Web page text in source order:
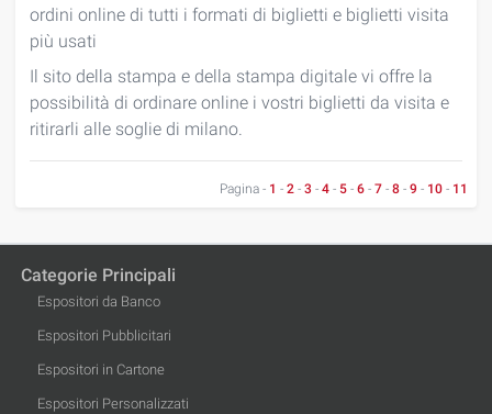
ordini online di tutti i formati di biglietti e biglietti visita
più usati
Il sito della stampa e della stampa digitale vi offre la
possibilità di ordinare online i vostri biglietti da visita e
ritirarli alle soglie di milano.
Pagina - 1 - 2 - 3 - 4 - 5 - 6 - 7 - 8 - 9 - 10 - 11
Categorie Principali
Espositori da Banco
Espositori Pubblicitari
Espositori in Cartone
Espositori Personalizzati